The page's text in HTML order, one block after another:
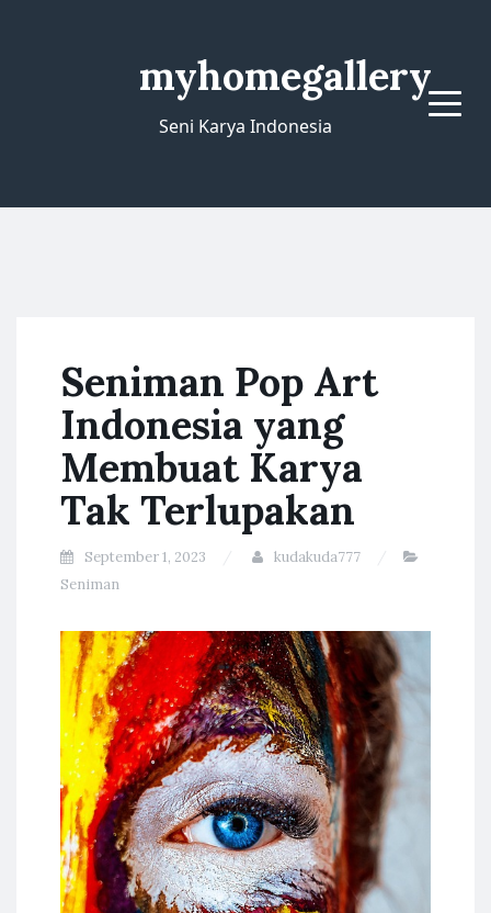
myhomegallery
Seni Karya Indonesia
Menu
Seniman Pop Art
Indonesia yang
Membuat Karya
Tak Terlupakan
September 1, 2023
kudakuda777
Seniman